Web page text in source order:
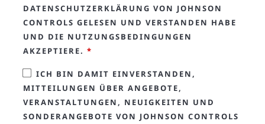
DATENSCHUTZERKLÄRUNG VON JOHNSON
CONTROLS GELESEN UND VERSTANDEN HABE
UND DIE NUTZUNGSBEDINGUNGEN
AKZEPTIERE. *
ICH BIN DAMIT EINVERSTANDEN,
MITTEILUNGEN ÜBER ANGEBOTE,
VERANSTALTUNGEN, NEUIGKEITEN UND
SONDERANGEBOTE VON JOHNSON CONTROLS